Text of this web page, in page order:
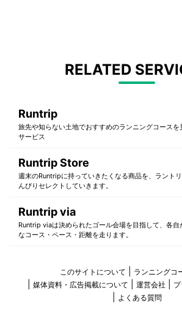
RELATED
Runtrip
旅先や知らない土地でおすすめのランニングコースを
サービス
Runtrip Store
週末のRuntripに持っていきたくなる商品を、ラント
んびりセレクトしていきます。
Runtrip via
Runtrip viaは決められたゴール会場を目指して、各自
なコース・ペース・距離を走ります。
このサイトについて
ランニングコ
媒体資料・広告掲載について
運営会社
よくある質問